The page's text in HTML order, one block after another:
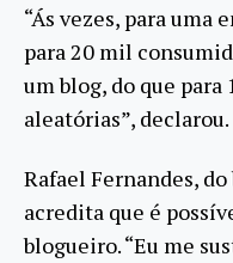
“Ás vezes, para uma
para 20 mil
um blog, do que para
aleatórias”, declarou.
Rafael Fernandes,
acredita que é
blogueiro. “Eu me